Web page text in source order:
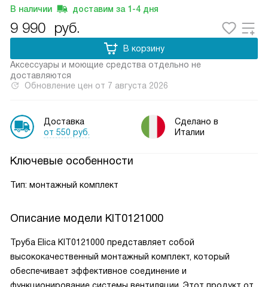
В наличии доставим за 1-4 дня
9 990 руб.
Аксессуары и моющие средства отдельно не
доставляются
В корзину
Обновление цен от 7 августа 2026
Доставка
от 550 руб.
Сделано в
Италии
Ключевые особенности
Тип: монтажный комплект
Описание модели KIT0121000
Труба Elica KIT0121000 представляет собой
высококачественный монтажный комплект, который
обеспечивает эффективное соединение и